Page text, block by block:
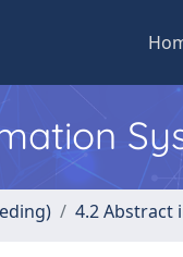
4.2 Abstract